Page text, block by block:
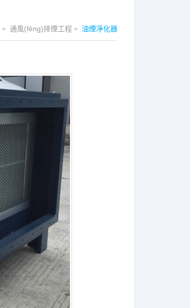
> 通風(fēng)排煙工程 > 油煙凈化器